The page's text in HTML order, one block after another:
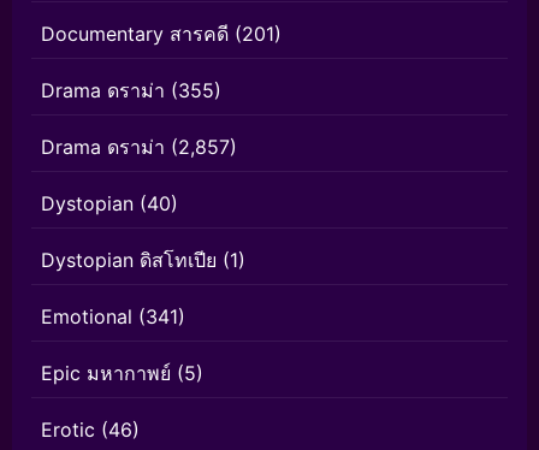
Documentary สารคดี (201)
Drama ดราม่า (355)
Drama ดราม่า (2,857)
Dystopian (40)
Dystopian ดิสโทเปีย (1)
Emotional (341)
Epic มหากาพย์ (5)
Erotic (46)